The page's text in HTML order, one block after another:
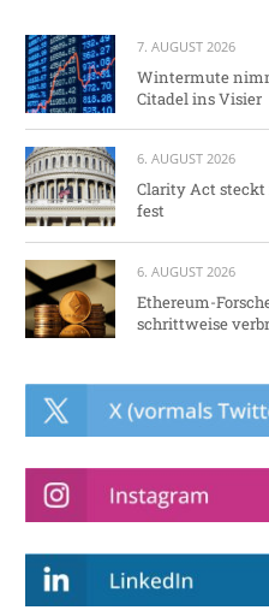
7. AUGUST 2026
Wintermute
Citadel ins Visier
6. AUGUST 2026
Clarity Act steckt
fest
6. AUGUST 2026
Ethereum-
schrittweise